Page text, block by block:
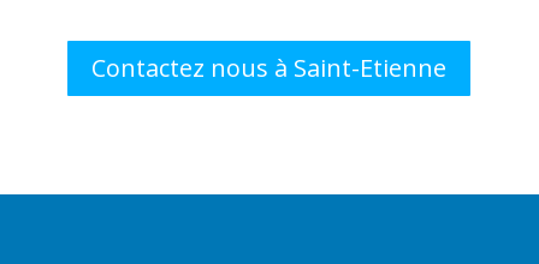
Contactez nous à Saint-Etienne